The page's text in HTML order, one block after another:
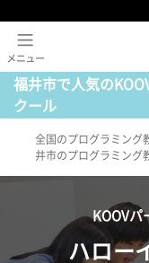
福井市で人気の
クール
全国のプログラミング
井市のプログラミング
KOOVパ
ハロー